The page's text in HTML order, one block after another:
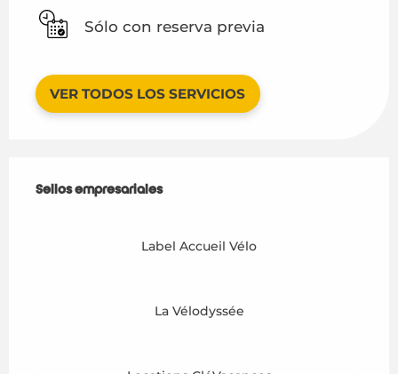
Sólo con reserva previa
VER TODOS LOS SERVICIOS
Sellos empresariales
Sellos empresariales
Label Accueil Vélo
La Vélodyssée